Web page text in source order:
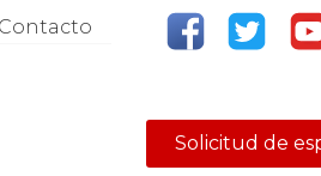
Contacto
Solicitud de